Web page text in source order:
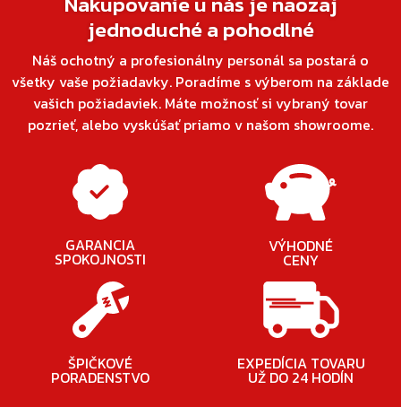
jednoduché a pohodlné
Náš ochotný a profesionálny personál sa postará o
všetky vaše požiadavky. Poradíme s výberom na základe
vašich požiadaviek. Máte možnosť si vybraný tovar
pozrieť, alebo vyskúšať priamo v našom showroome.
GARANCIA
SPOKOJNOSTI
VÝHODNÉ
CENY
ŠPIČKOVÉ
PORADENSTVO
EXPEDÍCIA TOVARU
UŽ DO 24 HODÍN